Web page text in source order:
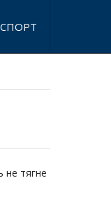
СПОРТ
не тягне